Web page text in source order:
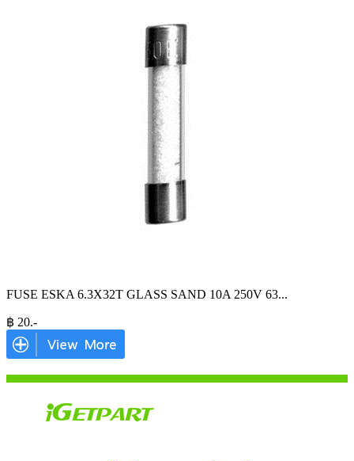
FUSE ESKA 6.3X32T GLASS SAND 10A 250V 63...
฿ 20.-